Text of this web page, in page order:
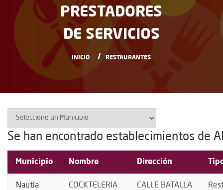
PRESTADORES
DE SERVICIOS
INICIO RESTAURANTES
Se han encontrado establecimientos de
Municipio Nombre Dirección
Nautla
COCKTELERIA
CALLE BATALLA